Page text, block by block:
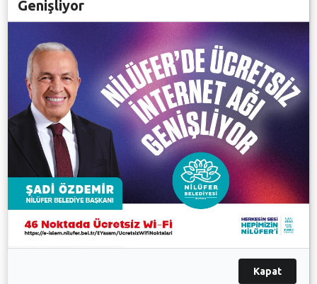
Evi’ni çok beğendiğini ifade ederek, Başkan Bozbey’e
çalışmalarında başarılar diledi.
Ziyaretten duyduğu memnuniyeti dile getiren Başkan
Bozbey de Kazım Kurt’a 29 Ekim 2013’te 5990 kişiyle
oluşturulan Atatürk’ün portresinin tablosunu hediye
etti.
Galeri
Genişliyor
Kapat